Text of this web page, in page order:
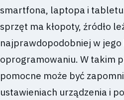
smartfona, laptopa i
sprzęt ma kłopoty, źródło
najprawdopodobniej w
oprogramowaniu. W takim
pomocne może być
ustawieniach urządzenia i